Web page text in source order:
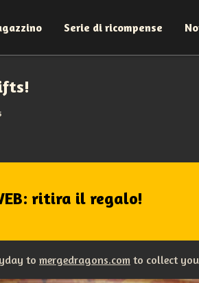
Serie di ricompense
ritira il regalo!
to mergedragons.com to collect